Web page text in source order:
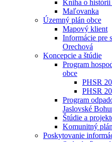
Kniha o histórii
Maľovanka
Územný plán obce
Mapový klient
Informácie pre
Orechová
Koncepcie a štúdie
Program
obce
PHSR
PHSR
Program
Jaslovské
Štúdie a
Komunitný
Poskytovanie